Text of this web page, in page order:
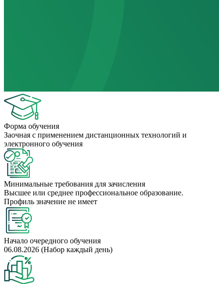
Форма обучения
Заочная с применением дистанционных технологий и
электронного обучения
Минимальные требования для зачисления
Высшее или среднее профессиональное образование.
Профиль значение не имеет
Начало очередного обучения
06.08.2026 (Набор каждый день)